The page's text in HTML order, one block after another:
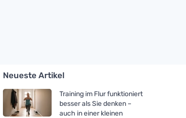
Neueste Artikel
Training im Flur funktioniert
besser als Sie denken –
auch in einer kleinen